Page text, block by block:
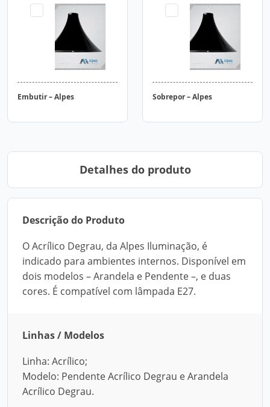
Embutir – Alpes Sobrepor – Alpes
Detalhes do produto
Descrição do Produto
O Acrílico Degrau, da Alpes Iluminação, é
indicado para ambientes internos. Disponível em
dois modelos – Arandela e Pendente –, e duas
cores. É compatível com lâmpada E27.
Linhas / Modelos
Linha: Acrílico;
Modelo: Pendente Acrílico Degrau e Arandela
Acrílico Degrau.